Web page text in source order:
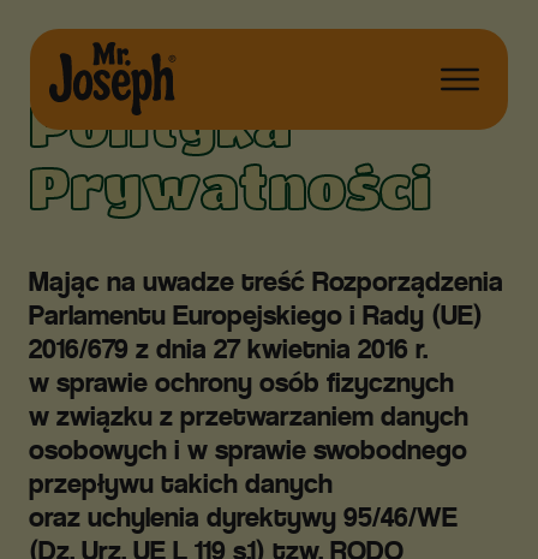
Polityka
Prywatności
Mając na uwadze treść Rozporządzenia
Parlamentu Europejskiego i Rady (UE)
2016/679 z dnia 27 kwietnia 2016 r.
w sprawie ochrony osób fizycznych
w związku z przetwarzaniem danych
osobowych i w sprawie swobodnego
przepływu takich danych
oraz uchylenia dyrektywy 95/46/WE
(Dz. Urz. UE L 119 s.1) tzw. RODO